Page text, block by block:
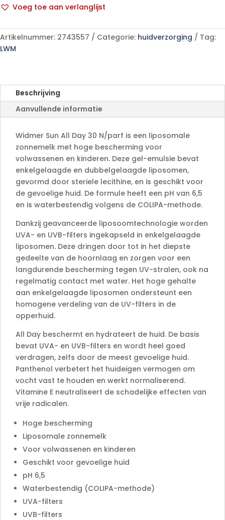
30
Tube
200ml
Voeg toe aan verlanglijst
l
t
e
a
t
Artikelnummer: 2743557 Categorie: huidverzorging
Tag:
LWM
Beschrijving
Aanvullende informatie
Widmer Sun All Day 30 N/parf is een liposomale
zonnemelk met hoge bescherming voor
volwassenen en kinderen. Deze gel-emulsie bevat
enkelgelaagde en dubbelgelaagde liposomen,
gevormd door steriele lecithine, en is geschikt voor
de gevoelige huid. De formule heeft een pH van 6,5
en is waterbestendig volgens de COLIPA-methode.
Dankzij geavanceerde liposoomtechnologie worden
UVA- en UVB-filters ingekapseld in enkelgelaagde
liposomen. Deze dringen door tot in het diepste
gedeelte van de hoornlaag en zorgen voor een
langdurende bescherming tegen UV-stralen, ook na
regelmatig contact met water. Het hoge gehalte
aan enkelgelaagde liposomen ondersteunt een
homogene verdeling van de UV-filters in de
opperhuid.
All Day beschermt en hydrateert de huid. De basis
bevat UVA- en UVB-filters en wordt heel goed
verdragen, zelfs door de meest gevoelige huid.
Panthenol verbetert het huideigen vermogen om
vocht vast te houden en werkt normaliserend.
Vitamine E neutraliseert de schadelijke effecten van
vrije radicalen.
Hoge bescherming
Liposomale zonnemelk
Voor volwassenen en kinderen
Geschikt voor gevoelige huid
pH 6,5
Waterbestendig (COLIPA-methode)
UVA-filters
UVB-filters